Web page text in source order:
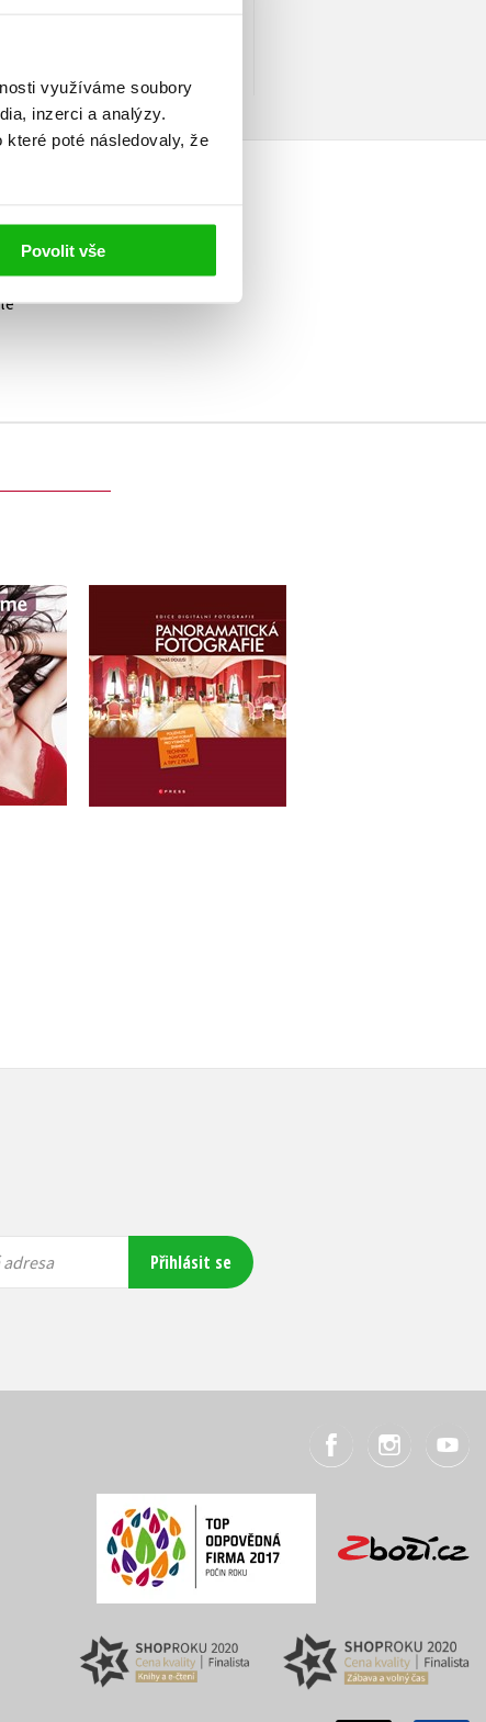
využíváme soubory
inzerci a analýzy.
poté následovaly, že
Povolit vše
Panoramatická
fotografie
Tomáš Dolejší
Do košíku
adresa Přihlásit se